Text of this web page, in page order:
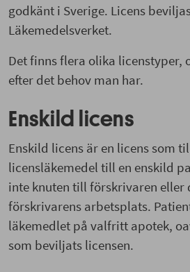
godkänt i Sverige. Licens
Läkemedelsverket.
Det finns flera olika licenstyper,
efter det behov man har.
Enskild licens
Enskild licens är en licens som
licensläkemedel till en enskild
inte knuten till förskrivaren eller
förskrivarens arbetsplats.
läkemedlet på valfritt apotek,
som beviljats licensen.